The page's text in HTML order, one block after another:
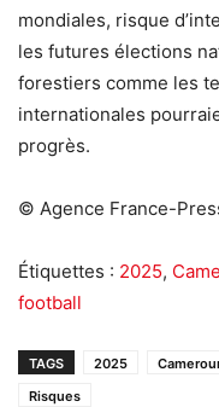
mondiales, risque
les futures élections
forestiers comme les
internationales
progrès.
© Agence France-
Étiquettes : 2025,
football
TAGS 2025
Risques